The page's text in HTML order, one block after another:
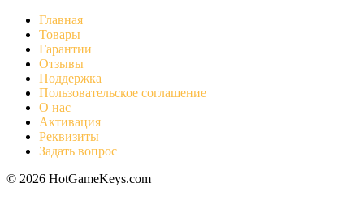
Главная
Товары
Гарантии
Отзывы
Поддержка
Пользовательское соглашение
О нас
Активация
Реквизиты
Задать вопрос
© 2026 HotGameKeys.com